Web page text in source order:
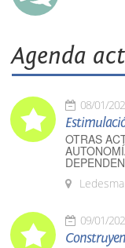
Agenda
08/01/
OTRAS
Ledesma
09/01/